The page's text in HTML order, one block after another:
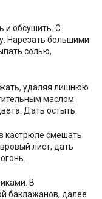
и обсушить. С
Нарезать большими
солью,
удаляя лишнюю
маслом
Дать остыть.
кастрюле смешать
лист, дать
В
баклажанов, далее